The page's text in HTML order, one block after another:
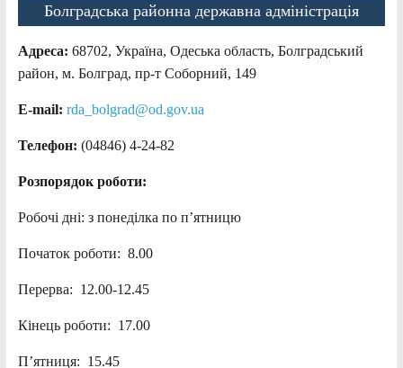
Болградська районна державна адміністрація
Адреса: 68702, Україна, Одеська область, Болградський
район, м. Болград, пр-т Соборний, 149
E-mail: rda_bolgrad@od.gov.ua
Телефон: (04846) 4-24-82
Розпорядок роботи:
Робочі дні: з понеділка по п’ятницю
Початок роботи: 8.00
Перерва: 12.00-12.45
Кінець роботи: 17.00
П’ятниця: 15.45